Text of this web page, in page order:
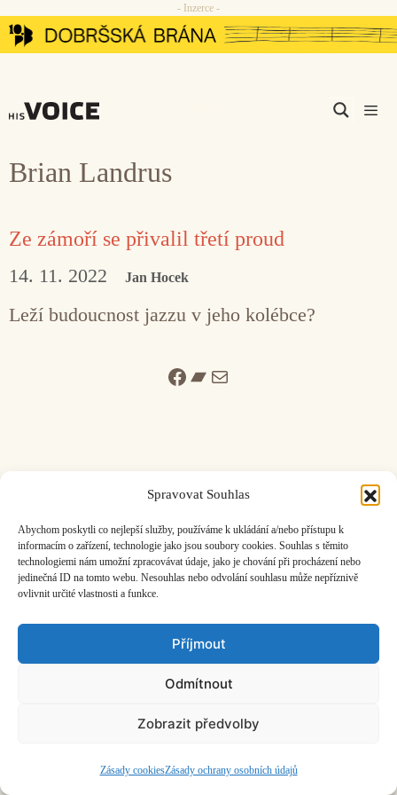
Spravovat Souhlas
Abychom poskytli co nejlepší služby, používáme k ukládání a/nebo přístupu k
informacím o zařízení, technologie jako jsou soubory cookies. Souhlas s těmito
technologiemi nám umožní zpracovávat údaje, jako je chování při procházení nebo
jedinečná ID na tomto webu. Nesouhlas nebo odvolání souhlasu může nepříznivě
ovlivnit určité vlastnosti a funkce.
Příjmout
Odmítnout
Zobrazit předvolby
Zásady cookiesZásady ochrany osobních údajů
Přeskočit
na
- Inzerce -
Brian Landrus
Ze zámoří se přivalil třetí proud
14. 11. 2022 Jan Hocek
Leží budoucnost jazzu v jeho kolébce?
Facebook
Bandcamp
Mail
ČASOPIS O JINÉ HUDBĚ | vydáváHudební informační středisko
|
©2026 HISvoice – design a adminAtelier Dokument